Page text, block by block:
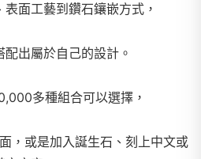
面工藝到鑽石鑲嵌方式，
出屬於自己的設計。
多種組合可以選擇，
，或是加入誕生石、刻上中文或